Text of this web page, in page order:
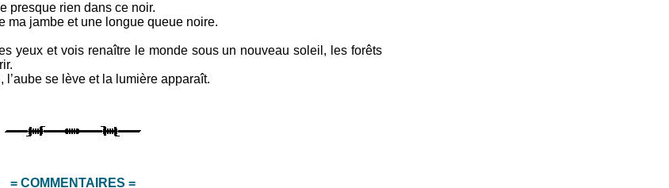
presque rien dans ce noir.
ma jambe et une longue queue noire.
yeux et vois renaître le monde sous un nouveau soleil, les forêts
se lève et la lumière apparaît.
= COMMENTAIRES =